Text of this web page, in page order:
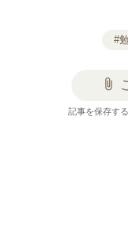
#
attach_file
記事を保存す